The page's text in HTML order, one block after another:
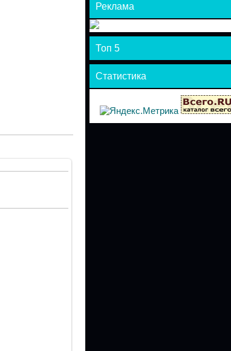
Реклама
Топ 5
Статистика